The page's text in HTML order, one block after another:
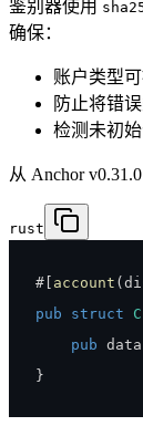
鉴别器使用
确保：
账户类型
防止将错
检测未初
从 Anchor
rust
# account (
pub
struct
pub data
}